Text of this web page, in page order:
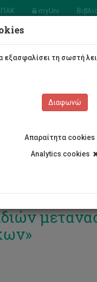
myUni
τριες Σπουδές
εξασφαλίσει τη σωστή
Διαφωνώ
Απαραίτητα cookies
Analytics cookies